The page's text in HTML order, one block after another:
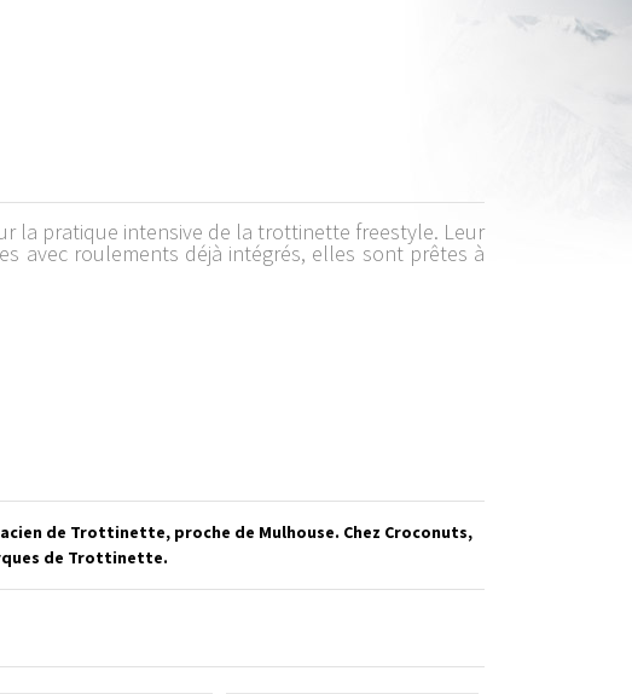
la pratique intensive de la trottinette freestyle. Leur
avec roulements déjà intégrés, elles sont prêtes à
de Trottinette, proche de Mulhouse. Chez Croconuts,
de Trottinette.